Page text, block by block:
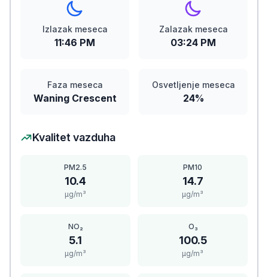
Izlazak meseca
11:46 PM
Zalazak meseca
03:24 PM
Faza meseca
Waning Crescent
Osvetljenje meseca
24%
Kvalitet vazduha
PM2.5
10.4
μg/m³
PM10
14.7
μg/m³
NO₂
5.1
μg/m³
O₃
100.5
μg/m³